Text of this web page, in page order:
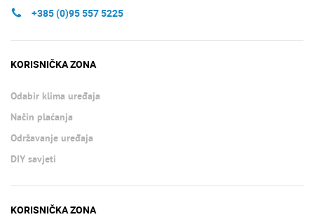
+385 (0)95 557 5225
KORISNIČKA ZONA
Odabir klima uređaja
Način plaćanja
Održavanje uređaja
DIY savjeti
KORISNIČKA ZONA